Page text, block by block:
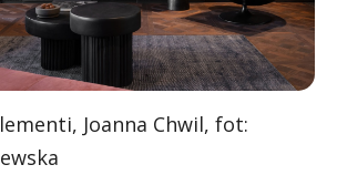
Joanna Chwil, fot: